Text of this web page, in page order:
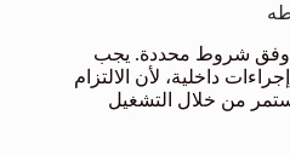
وفق شروط محددة. يجب
داخلية، لأن الالتزام
من خلال التشغيل